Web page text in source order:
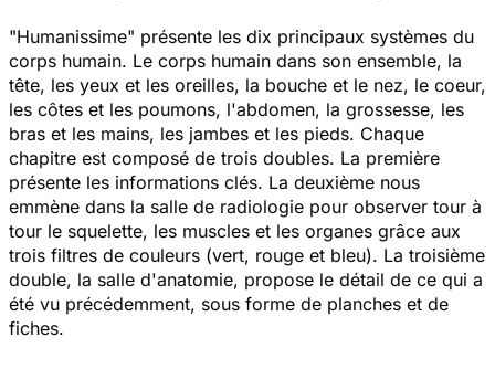
"Humanissime" présente les dix principaux systèmes du
corps humain. Le corps humain dans son ensemble, la
tête, les yeux et les oreilles, la bouche et le nez, le coeur,
les côtes et les poumons, l'abdomen, la grossesse, les
bras et les mains, les jambes et les pieds. Chaque
chapitre est composé de trois doubles. La première
présente les informations clés. La deuxième nous
emmène dans la salle de radiologie pour observer tour à
tour le squelette, les muscles et les organes grâce aux
trois filtres de couleurs (vert, rouge et bleu). La troisième
double, la salle d'anatomie, propose le détail de ce qui a
été vu précédemment, sous forme de planches et de
fiches.